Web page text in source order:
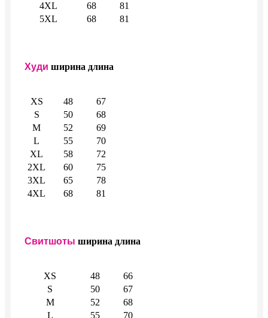
4XL
68
81
5XL
68 81
Худи ширина длина
XS 48
67
S
50
68
M
52
69
L
55
70
XL
58
72
2XL
60
75
3XL
65
78
4XL
68 81
Свитшоты ширина длина
XS 48
66
S
50
67
M
52
68
L
55
70